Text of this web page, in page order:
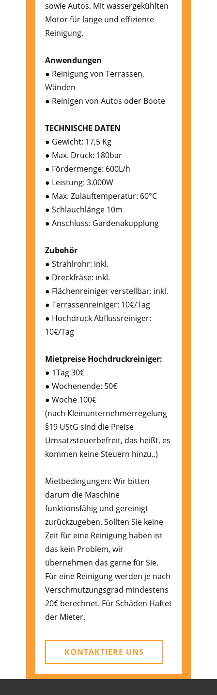
sowie Autos. Mit wassergekühlten
Motor für lange und effiziente
Reinigung.
Anwendungen
● Reinigung von Terrassen,
Wänden
● Reinigen von Autos oder Boote
TECHNISCHE DATEN
● Gewicht: 17,5 Kg
● Max. Druck: 180bar
● Fördermenge: 600L/h
● Leistung: 3.000W
● Max. Zulauftemperatur: 60°C
● Schlauchlänge 10m
● Anschluss: Gardenakupplung
Zubehör
● Strahlrohr: inkl.
● Dreckfräse: inkl.
● Flächenreiniger verstellbar: inkl.
● Terrassenreiniger: 10€/Tag
● Hochdruck Abflussreiniger:
10€/Tag
Mietpreise Hochdruckreiniger:
● 1Tag 30€
● Wochenende: 50€
● Woche 100€
(nach Kleinunternehmerregelung
§19 UStG sind die Preise
Umsatzsteuerbefreit, das heißt, es
kommen keine Steuern hinzu..)
Mietbedingungen: Wir bitten
darum die Maschine
funktionsfähig und gereinigt
zurückzugeben. Sollten Sie keine
Zeit für eine Reinigung haben ist
das kein Problem, wir
übernehmen das gerne für Sie.
Für eine Reinigung werden je nach
Verschmutzungsgrad mindestens
20€ berechnet. Für Schäden Haftet
der Mieter.
KONTAKTIERE UNS